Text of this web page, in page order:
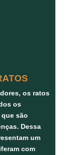
os ratos
os
são
Dessa
um
com